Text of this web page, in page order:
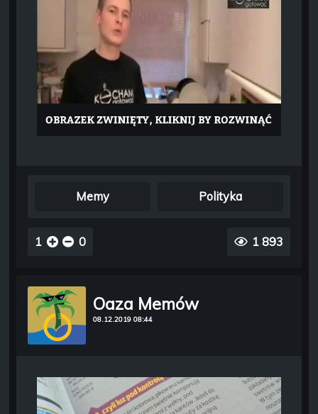
Memy Polityka
1 0 1 893
Oaza Memów
08.12.2019 08:44